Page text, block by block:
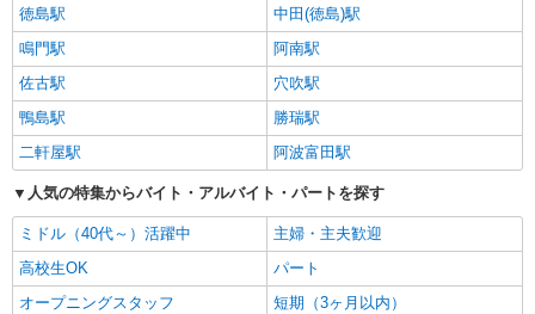
徳島駅
中田(徳島)駅
鳴門駅
阿南駅
佐古駅
穴吹駅
鴨島駅
勝瑞駅
二軒屋駅
阿波富田駅
人気の特集からバイト・アルバイト・パートを探す
ミドル（40代～）活躍中
主婦・主夫歓迎
高校生OK
パート
オープニングスタッフ
短期（3ヶ月以内）